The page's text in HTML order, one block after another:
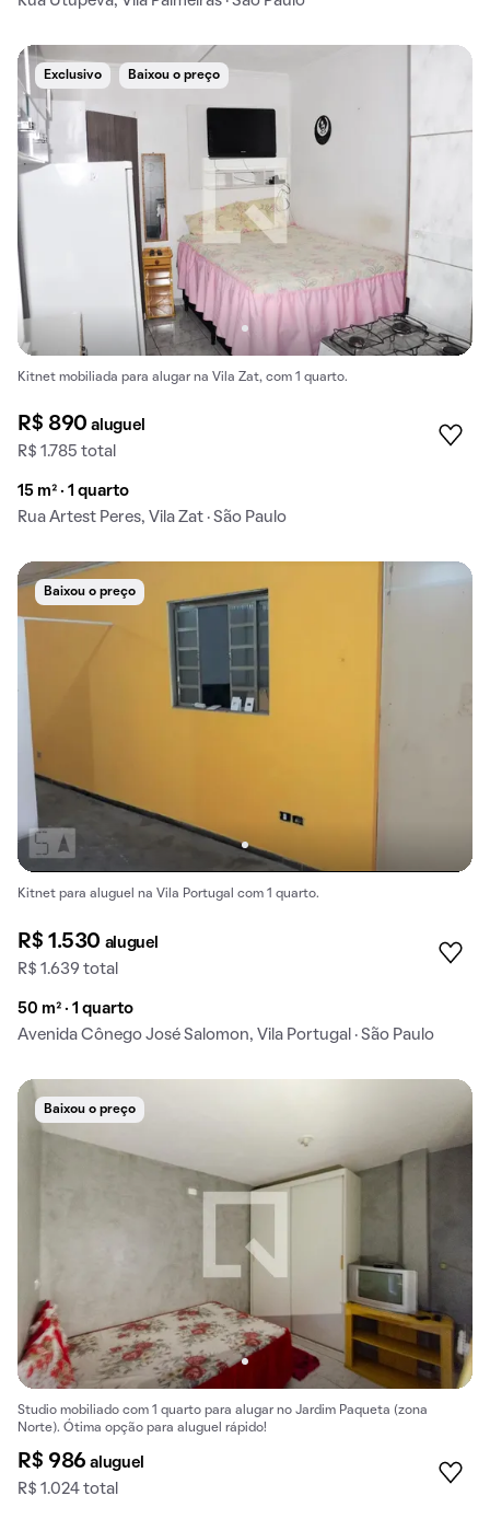
Exclusivo Baixou o preço
Kitnet mobiliada para alugar na Vila Zat, com 1 quarto.
R$ 890aluguel
R$ 1.785 total
15 m² · 1 quarto
Rua Artest Peres, Vila Zat · São Paulo
Baixou o preço
Kitnet para aluguel na Vila Portugal com 1 quarto.
R$ 1.530 aluguel
R$ 1.639 total
50 m² · 1 quarto
Avenida Cônego José Salomon, Vila Portugal · São Paulo
Baixou o preço
Studio mobiliado com 1 quarto para alugar no Jardim Paqueta (zona
Norte). Ótima opção para aluguel rápido!
R$ 986aluguel
R$ 1.024 total